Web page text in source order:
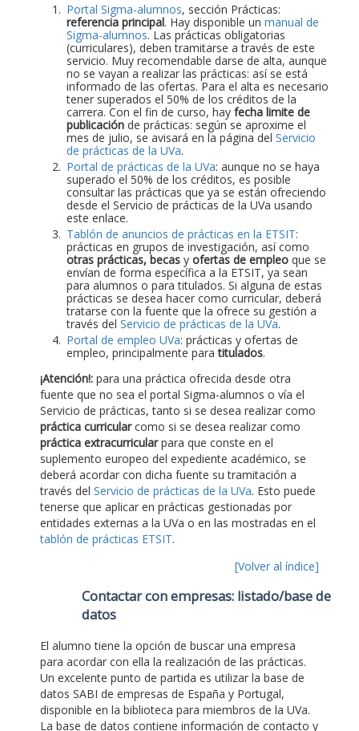
Portal Sigma-alumnos, sección Prácticas:
referencia principal. Hay disponible un manual de
Sigma-alumnos. Las prácticas obligatorias
(curriculares), deben tramitarse a través de este
servicio. Muy recomendable darse de alta, aunque
no se vayan a realizar las prácticas: así se está
informado de las ofertas. Para el alta es necesario
tener superados el 50% de los créditos de la
carrera. Con el fin de curso, hay fecha limite de
publicación de prácticas: según se aproxime el
mes de julio, se avisará en la página del Servicio
de prácticas de la UVa.
Portal de prácticas de la UVa: aunque no se haya
superado el 50% de los créditos, es posible
consultar las prácticas que ya se están ofreciendo
desde el Servicio de prácticas de la UVa usando
este enlace.
Tablón de anuncios de prácticas en la ETSIT:
prácticas en grupos de investigación, así como
otras prácticas, becas y ofertas de empleo que se
envían de forma específica a la ETSIT, ya sean
para alumnos o para titulados. Si alguna de estas
prácticas se desea hacer como curricular, deberá
tratarse con la fuente que la ofrece su gestión a
través del Servicio de prácticas de la UVa.
Portal de empleo UVa: prácticas y ofertas de
empleo, principalmente paratitulados.
¡Atención!: para una práctica ofrecida desde otra
fuente que no sea el portal Sigma-alumnos o vía el
Servicio de prácticas, tanto si se desea realizar como
práctica curricularcomo si se desea realizar como
práctica extracurricularpara que conste en el
suplemento europeo del expediente académico, se
deberá acordar con dicha fuente su tramitación a
través del Servicio de prácticas de la UVa. Esto puede
tenerse que aplicar en prácticas gestionadas por
entidades externas a la UVa o en las mostradas en el
tablón de prácticas ETSIT.
[Volver al índice]
Contactar con empresas: listado/base de
datos
El alumno tiene la opción de buscar una empresa
para acordar con ella la realización de las prácticas.
Un excelente punto de partida es utilizar la base de
datos SABI de empresas de España y Portugal,
disponible en la biblioteca para miembros de la UVa.
La base de datos contiene información de contacto y